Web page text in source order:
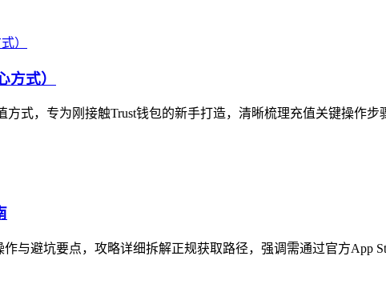
式）
式，专为刚接触Trust钱包的新手打造，清晰梳理充值关键操作
与避坑要点，攻略详细拆解正规获取路径，强调需通过官方App